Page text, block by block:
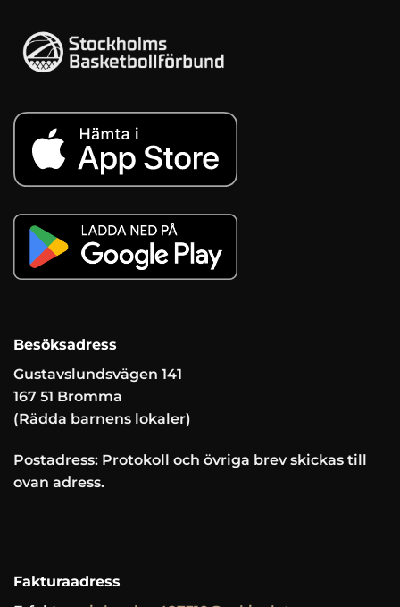
Besöksadress
Gustavslundsvägen 141
167 51 Bromma
(Rädda barnens lokaler)
Postadress: Protokoll och övriga brev skickas till
ovan adress.
Fakturaadress